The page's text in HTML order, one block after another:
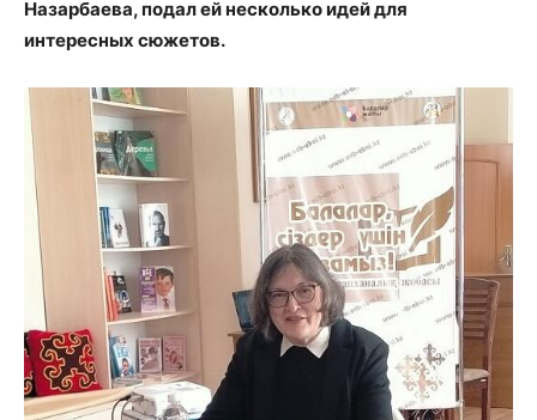
Назарбаева, подал ей несколько идей для
интересных сюжетов.